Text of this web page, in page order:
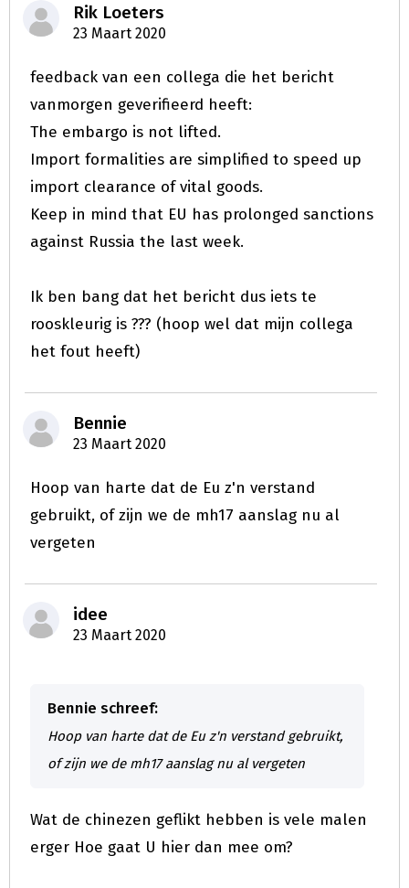
Rik Loeters
23 Maart 2020
feedback van een collega die het bericht
vanmorgen geverifieerd heeft:
The embargo is not lifted.
Import formalities are simplified to speed up
import clearance of vital goods.
Keep in mind that EU has prolonged sanctions
against Russia the last week.
Ik ben bang dat het bericht dus iets te
rooskleurig is ??? (hoop wel dat mijn collega
het fout heeft)
Bennie
23 Maart 2020
Hoop van harte dat de Eu z'n verstand
gebruikt, of zijn we de mh17 aanslag nu al
vergeten
idee
23 Maart 2020
Bennie schreef:
Hoop van harte dat de Eu z'n verstand gebruikt,
of zijn we de mh17 aanslag nu al vergeten
Wat de chinezen geflikt hebben is vele malen
erger Hoe gaat U hier dan mee om?